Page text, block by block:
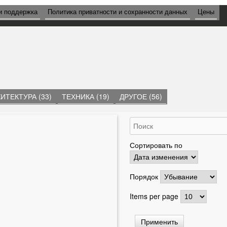
поддержка Политика приватности и сохранности данных Цены
(33) ТЕХНИКА (19) ДРУГОЕ (56)
Сортировать по
Порядок
Items per page